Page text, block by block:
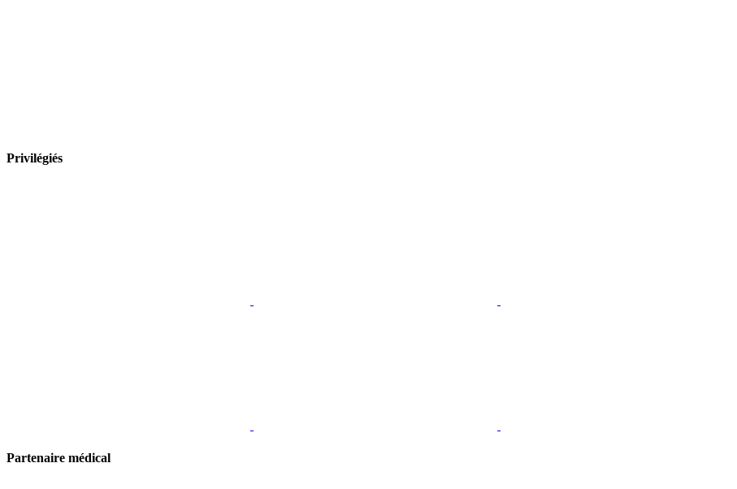
Privilégiés
Partenaire médical